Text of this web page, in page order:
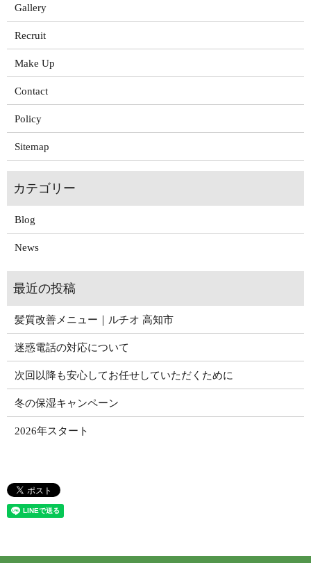
Gallery
Recruit
Make Up
Contact
Policy
Sitemap
Blog
News
髪質改善メニュー｜ルチオ 高知市
迷惑電話の対応について
次回以降も安心してお任せしていただくために
冬の保湿キャンペーン
2026年スタート